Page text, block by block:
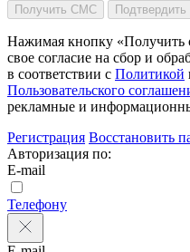
Получить СМС Подтвердить
Нажимая кнопку «Получить
свое согласие на сбор и
в соответствии с Политикой
Пользовательского
рекламные и
Регистрация Восстановить
Авторизация по:
E-mail
Телефону